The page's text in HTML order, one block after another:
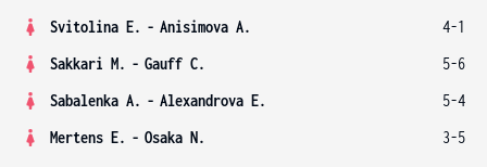
Svitolina E. - Anisimova A.
4-1
Sakkari M. - Gauff C.
5-6
Sabalenka A. - Alexandrova E.
5-4
Mertens E. - Osaka N. 3-5